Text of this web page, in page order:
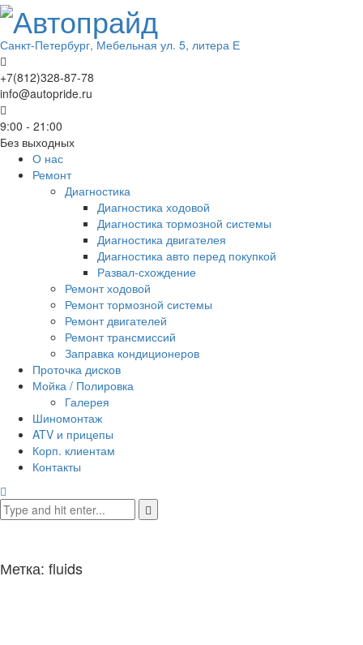
Санкт-Петербург, Мебельная ул. 5, литера Е
+7(812)328-87-78
info@autopride.ru
9:00 - 21:00
Без выходных
О нас
Ремонт
Диагностика
Диагностика ходовой
Диагностика тормозной системы
Диагностика двигателея
Диагностика авто перед покупкой
Развал-схождение
Ремонт ходовой
Ремонт тормозной системы
Ремонт двигателей
Ремонт трансмиссий
Заправка кондиционеров
Проточка дисков
Мойка / Полировка
Галерея
Шиномонтаж
ATV и прицепы
Корп. клиентам
Контакты
Метка: fluids